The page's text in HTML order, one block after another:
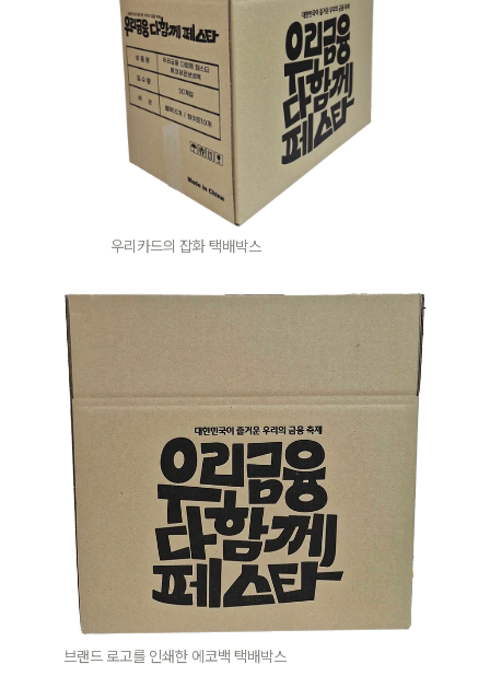
우리카드의 잡화 택배박스
브랜드 로고를 인쇄한 에코백 택배박스